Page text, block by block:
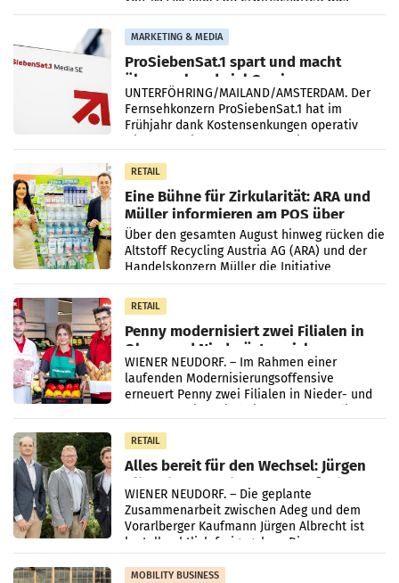
einem Plus von 3,8 Prozent gegenüber dem
Vergleichszeitraum
MARKETING & MEDIA
ProSiebenSat.1 spart und macht
überraschend viel Gewinn
UNTERFÖHRING/MAILAND/AMSTERDAM. Der
Fernsehkonzern ProSiebenSat.1 hat im
Frühjahr dank Kostensenkungen operativ
RETAIL
Eine Bühne für Zirkularität: ARA und
Müller informieren am POS über
Kreislauffähigkeit
Über den gesamten August hinweg rücken die
Altstoff Recycling Austria AG (ARA) und der
Handelskonzern Müller die Initiative
„Kreislauf-Helden“ in allen österreichischen
Müller-Filialen
RETAIL
Penny modernisiert zwei Filialen in
Ober- und Niederösterreich
WIENER NEUDORF. – Im Rahmen einer
laufenden Modernisierungsoffensive
erneuert Penny zwei Filialen in Nieder- und
RETAIL
Alles bereit für den Wechsel: Jürgen
Albrecht setzt ab 1.1.2027 auf Adeg
WIENER NEUDORF. – Die geplante
Zusammenarbeit zwischen Adeg und dem
Vorarlberger Kaufmann Jürgen Albrecht ist
kartellrechtlich freigegeben: Die
Bundeswettbewerbsbehörde und der
Bundeskartellanwalt
MOBILITY BUSINESS